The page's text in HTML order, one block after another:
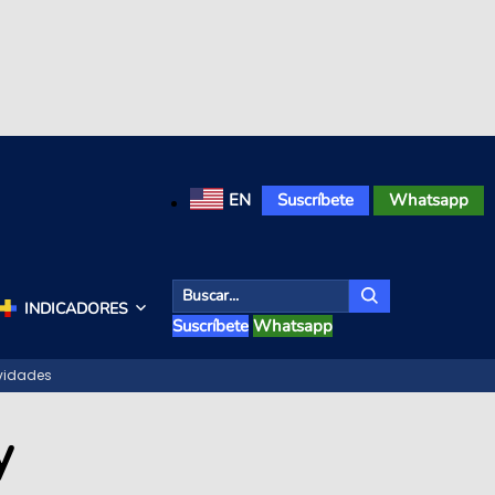
EN Suscríbete Whatsapp
INDICADORES
Suscríbete Whatsapp